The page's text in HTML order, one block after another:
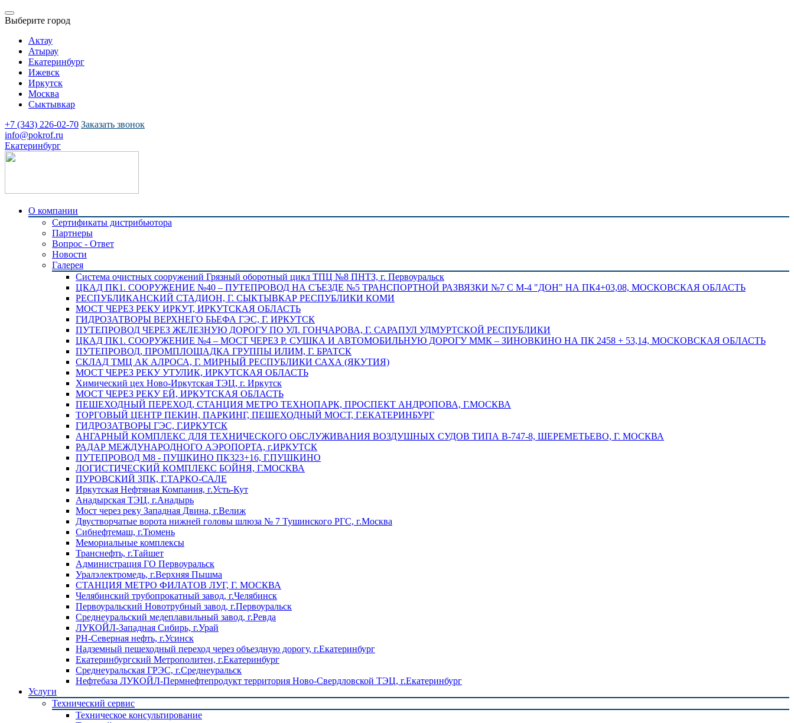
Выберите город
Актау
Атырау
Екатеринбург
Ижевск
Иркутск
Москва
Сыктывкар
+7 (343) 226-02-70 Заказать звонок
info@pokrof.ru
Екатеринбург
О компании
Сертификаты дистрибьютора
Партнеры
Вопрос - Ответ
Новости
Галерея
Система очистных сооружений Грязный оборотный цикл ТПЦ №8 ПНТЗ, г. Первоуральск
ЦКАД ПК1. СООРУЖЕНИЕ №40 – ПУТЕПРОВОД НА СЪЕЗДЕ №5 ТРАНСПОРТНОЙ РАЗВЯЗКИ №7 С М-4 "ДОН" НА ПК4+03,08, МОСКОВСКАЯ ОБЛАСТЬ
РЕСПУБЛИКАНСКИЙ СТАДИОН, Г. СЫКТЫВКАР РЕСПУБЛИКИ КОМИ
МОСТ ЧЕРЕЗ РЕКУ ИРКУТ, ИРКУТСКАЯ ОБЛАСТЬ
ГИДРОЗАТВОРЫ ВЕРХНЕГО БЬЕФА ГЭС, Г. ИРКУТСК
ПУТЕПРОВОД ЧЕРЕЗ ЖЕЛЕЗНУЮ ДОРОГУ ПО УЛ. ГОНЧАРОВА, Г. САРАПУЛ УДМУРТСКОЙ РЕСПУБЛИКИ
ЦКАД ПК1. СООРУЖЕНИЕ №4 – МОСТ ЧЕРЕЗ Р. СУШКА И АВТОМОБИЛЬНУЮ ДОРОГУ ММК – ЗИНОВКИНО НА ПК 2458 + 53,14, МОСКОВСКАЯ ОБЛАСТЬ
ПУТЕПРОВОД, ПРОМПЛОЩАДКА ГРУППЫ ИЛИМ, Г. БРАТСК
СКЛАД ТМЦ АК АЛРОСА, Г. МИРНЫЙ РЕСПУБЛИКИ САХА (ЯКУТИЯ)
МОСТ ЧЕРЕЗ РЕКУ УТУЛИК, ИРКУТСКАЯ ОБЛАСТЬ
Химический цех Ново-Иркутская ТЭЦ, г. Иркутск
МОСТ ЧЕРЕЗ РЕКУ ЕЙ, ИРКУТСКАЯ ОБЛАСТЬ
ПЕШЕХОДНЫЙ ПЕРЕХОД, СТАНЦИЯ МЕТРО ТЕХНОПАРК, ПРОСПЕКТ АНДРОПОВА, Г.МОСКВА
ТОРГОВЫЙ ЦЕНТР ПЕКИН, ПАРКИНГ, ПЕШЕХОДНЫЙ МОСТ, Г.ЕКАТЕРИНБУРГ
ГИДРОЗАТВОРЫ ГЭС, Г.ИРКУТСК
АНГАРНЫЙ КОМПЛЕКС ДЛЯ ТЕХНИЧЕСКОГО ОБСЛУЖИВАНИЯ ВОЗДУШНЫХ СУДОВ ТИПА В-747-8, ШЕРЕМЕТЬЕВО, Г. МОСКВА
РАДАР МЕЖДУНАРОДНОГО АЭРОПОРТА, г.ИРКУТСК
ПУТЕПРОВОД М8 - ПУШКИНО ПК323+16, Г.ПУШКИНО
ЛОГИСТИЧЕСКИЙ КОМПЛЕКС БОЙНЯ, Г.МОСКВА
ПУРОВСКИЙ ЗПК, Г.ТАРКО-САЛЕ
Иркутская Нефтяная Компания, г.Усть-Кут
Анадырская ТЭЦ, г.Анадырь
Мост через реку Западная Двина, г.Велиж
Двустворчатые ворота нижней головы шлюза № 7 Тушинского РГС, г.Москва
Сибнефтемаш, г.Тюмень
Мемориальные комплексы
Транснефть, г.Тайшет
Администрация ГО Первоуральск
Уралэлектромедь, г.Верхняя Пышма
СТАНЦИЯ МЕТРО ФИЛАТОВ ЛУГ, Г. МОСКВА
Челябинский трубопрокатный завод, г.Челябинск
Первоуральский Новотрубный завод, г.Первоуральск
Среднеуральский медеплавильный завод, г.Ревда
ЛУКОЙЛ-Западная Сибирь, г.Урай
РН-Северная нефть, г.Усинск
Надземный пешеходный переход через объездную дорогу, г.Екатеринбург
Екатеринбургский Метрополитен, г.Екатеринбург
Среднеуральская ГРЭС, г.Среднеуральск
Нефтебаза ЛУКОЙЛ-Пермнефтепродукт территория Ново-Свердловской ТЭЦ, г.Екатеринбург
Услуги
Технический сервис
Техническое консультирование